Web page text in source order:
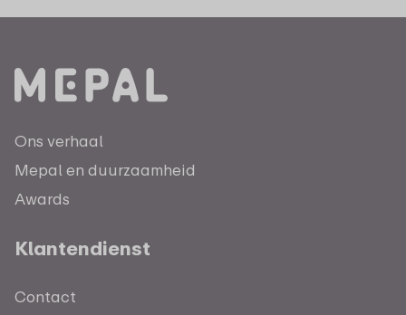
Ons verhaal
Mepal en duurzaamheid
Awards
Klantendienst
Contact